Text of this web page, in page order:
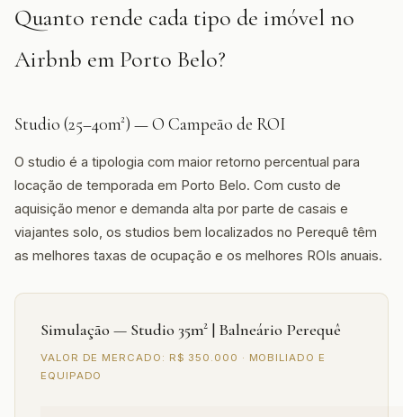
Quanto rende cada tipo de imóvel no
Airbnb em Porto Belo?
Studio (25–40m²) — O Campeão de ROI
O studio é a tipologia com maior retorno percentual para
locação de temporada em Porto Belo. Com custo de
aquisição menor e demanda alta por parte de casais e
viajantes solo, os studios bem localizados no Perequê têm
as melhores taxas de ocupação e os melhores ROIs anuais.
Simulação — Studio 35m² | Balneário Perequê
VALOR DE MERCADO: R$ 350.000 · MOBILIADO E
EQUIPADO